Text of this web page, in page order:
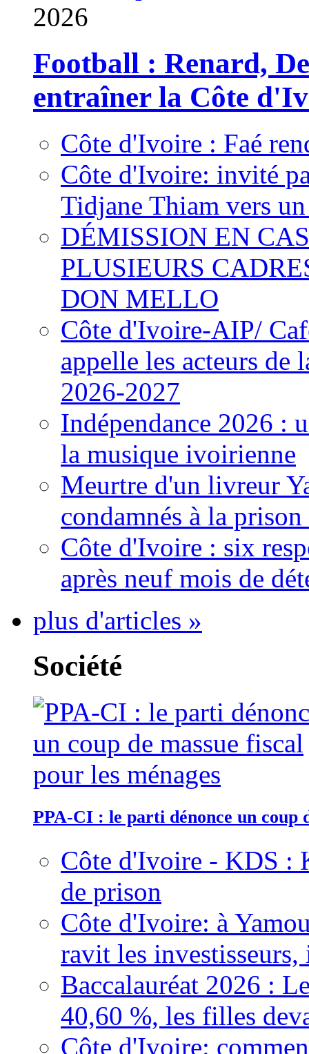
2026
Football : Renard,
entraîner la Côte
Côte d'Ivoire : Faé
Côte d'Ivoire: invité
Tidjane Thiam vers
DÉMISSION EN
PLUSIEURS
DON MELLO
Côte d'Ivoire-AIP/
appelle les acteurs de
2026-2027
Indépendance 2026 :
la musique ivoirienne
Meurtre d'un livreur
condamnés à la
Côte d'Ivoire : six
après neuf mois de
plus d'articles »
Société
PPA-CI : le parti dénonce un coup
Côte d'Ivoire - KDS :
de prison
Côte d'Ivoire: à
ravit les
Baccalauréat 2026 :
40,60 %, les filles
Côte d'Ivoire: